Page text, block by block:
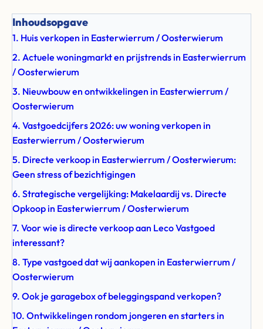
Inhoudsopgave
1. Huis verkopen in Easterwierrum / Oosterwierum
2. Actuele woningmarkt en prijstrends in Easterwierrum
/ Oosterwierum
3. Nieuwbouw en ontwikkelingen in Easterwierrum /
Oosterwierum
4. Vastgoedcijfers 2026: uw woning verkopen in
Easterwierrum / Oosterwierum
5. Directe verkoop in Easterwierrum / Oosterwierum:
Geen stress of bezichtigingen
6. Strategische vergelijking: Makelaardij vs. Directe
Opkoop in Easterwierrum / Oosterwierum
7. Voor wie is directe verkoop aan Leco Vastgoed
interessant?
8. Type vastgoed dat wij aankopen in Easterwierrum /
Oosterwierum
9. Ook je garagebox of beleggingspand verkopen?
10. Ontwikkelingen rondom jongeren en starters in